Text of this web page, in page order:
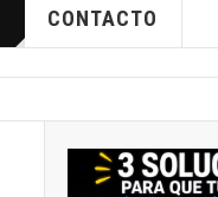
CONTACTO